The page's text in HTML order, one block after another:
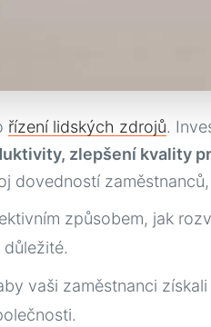
řízení lidských zdrojů.
zlepšení kvality
dovedností
způsobem, jak
vaši zaměstnanci získali